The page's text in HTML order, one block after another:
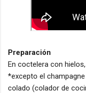
Preparación
En coctelera con
*excepto el
colado (colador de